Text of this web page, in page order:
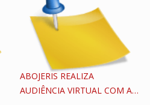
ABOJERIS REALIZA
AUDIÊNCIA VIRTUAL COM A…